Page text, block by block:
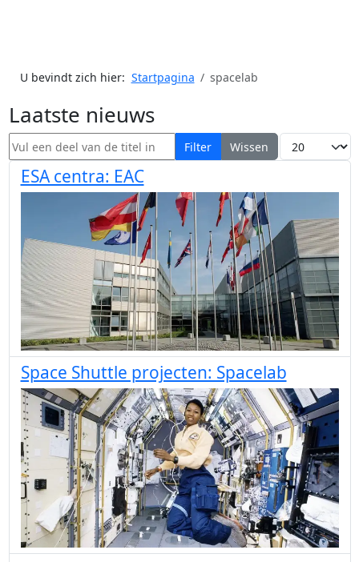
U bevindt zich hier: Startpagina spacelab
Laatste nieuws
Vul een deel van de titel in Filter Wissen Toon #
ESA centra: EAC
Space Shuttle projecten: Spacelab